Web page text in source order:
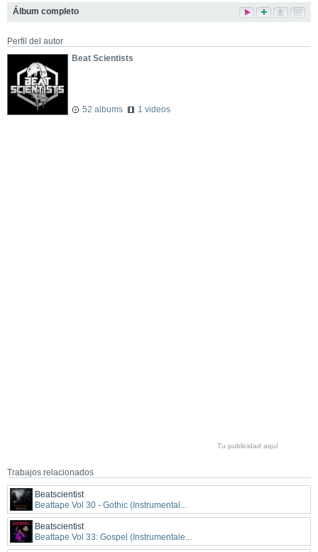
Álbum completo
Perfil del autor
Beat Scientists
52 albums 1 videos
Tu publicidad aquí
Trabajos relacionados
Beatscientist
Beattape Vol 30 - Gothic (Instrumental...
Beatscientist
Beattape Vol 33: Gospel (Instrumentale...